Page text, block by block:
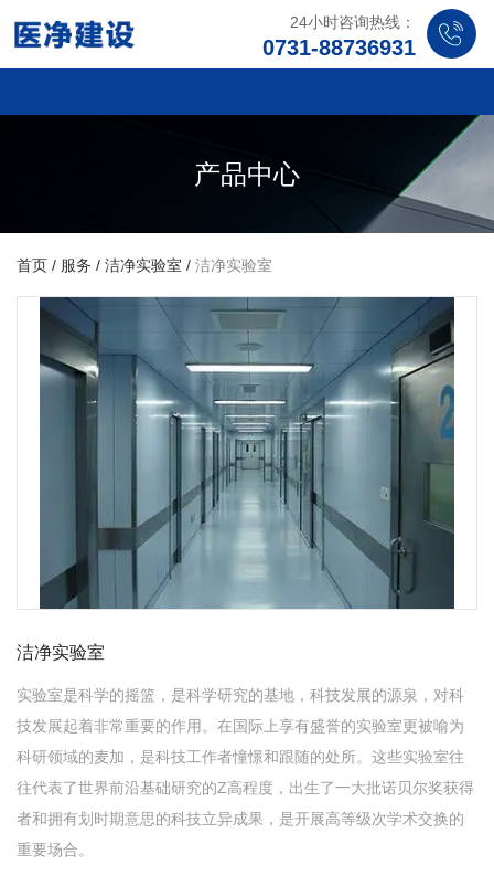
24小时咨询热线：
0731-88736931
产品中心
首页 / 服务 / 洁净实验室 / 洁净实验室
洁净实验室
实验室是科学的摇篮，是科学研究的基地，科技发展的源泉，对科
技发展起着非常重要的作用。在国际上享有盛誉的实验室更被喻为
科研领域的麦加，是科技工作者憧憬和跟随的处所。这些实验室往
往代表了世界前沿基础研究的Z高程度，出生了一大批诺贝尔奖获得
者和拥有划时期意思的科技立异成果，是开展高等级次学术交换的
重要场合。